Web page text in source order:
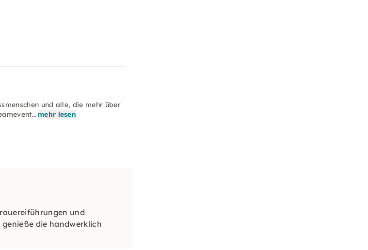
und alle, die mehr über
mehr lesen
und
die handwerklich